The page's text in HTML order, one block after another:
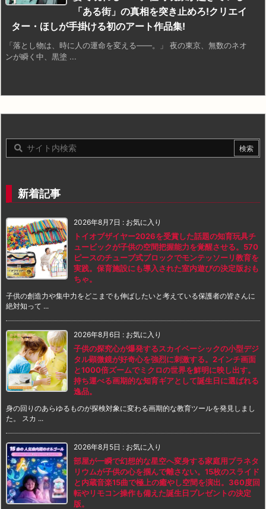
「ある街」の真相を突き止めろ!クリエイ
ター・ほしが手掛ける初のアート作品集!
「落とし物は、時に人の運命を変える——。」 夜の東京、無数のネオ
ンが瞬く中、黒塗 ...
新着記事
2026年8月7日 : お気に入り
トイオブザイヤー2026を受賞した話題の知育玩具チ
ュービックが子供の空間把握能力を覚醒させる。570
ピースのチューブ式ブロックでモンテッソーリ教育を
実践。保育施設にも導入された室内遊びの決定版おも
ちゃ。
子供の創造力や集中力をどこまでも伸ばしたいと考えている保護者の皆さんに
絶対知って ...
2026年8月6日 : お気に入り
子供の探究心が爆発するスカイベーシックの小型デジ
タル顕微鏡が好奇心を強烈に刺激する。2インチ画面
と1000倍ズームでミクロの世界を鮮明に映し出す。
持ち運べる画期的な知育ギアとして誕生日に選ばれる
逸品。
身の回りのあらゆるものが探検対象に変わる画期的な教育ツールを発見しまし
た。 スカ ...
2026年8月5日 : お気に入り
部屋が一瞬で幻想的な星空へ変身する家庭用プラネタ
リウムが子供の心を掴んで離さない。15枚のスライド
と内蔵音楽15曲で極上の癒やし空間を演出。360度回
転やリモコン操作も備えた誕生日プレゼントの決定
版。